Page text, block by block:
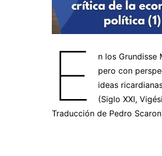
E
n los
pero con
ideas
(Siglo XXI,
Traducción de Pedro